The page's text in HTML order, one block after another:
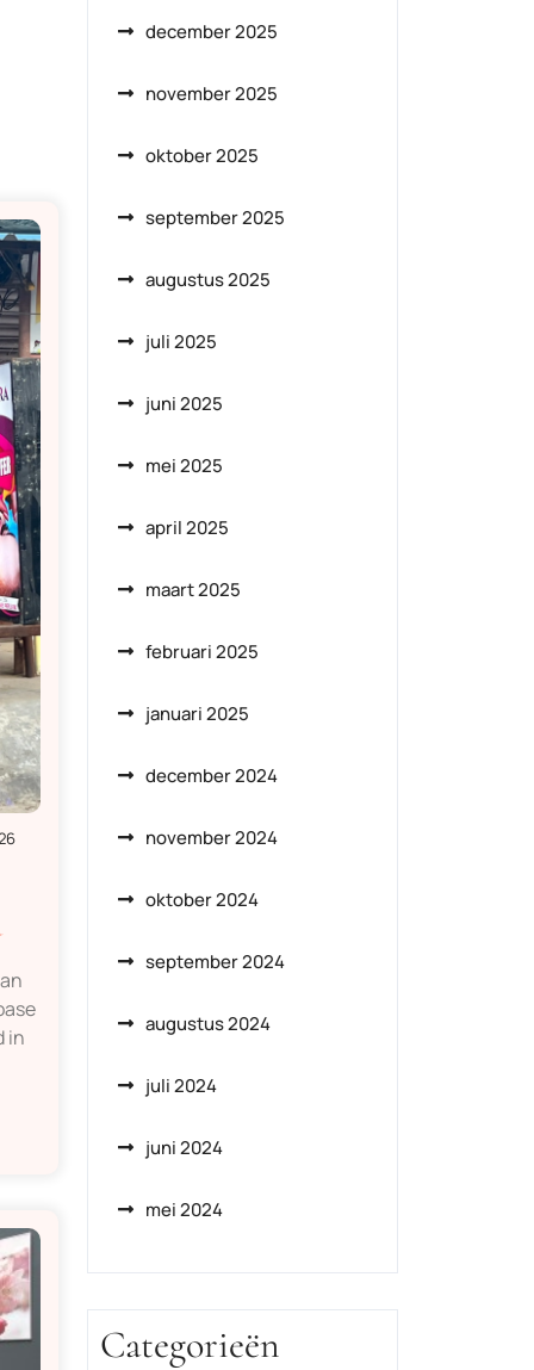
in
december 2025
november 2025
oktober 2025
september 2025
augustus 2025
juli 2025
juni 2025
mei 2025
april 2025
maart 2025
februari 2025
januari 2025
december 2024
november 2024
oktober 2024
september 2024
augustus 2024
juli 2024
juni 2024
mei 2024
Categorieën